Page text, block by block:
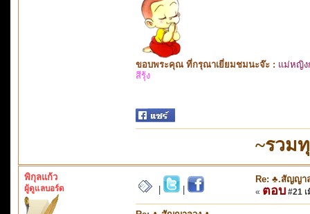
ขอบพระคุณ ที่กรุณาเยี่ยมชมนะจ๊ะ : แม่หญิง
สีรุ้ง
~รวม
พิกุลแก้ว
ผู้ดูแลบอร์ด
Re: ♣.สัญญา
« ตอบ #21